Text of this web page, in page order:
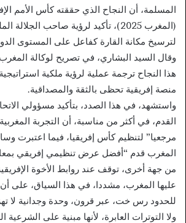
المسلمة، أن النجاح الذي حققته كأس الأمم
(المغرب 2025)، تأكيد لرؤية صاحب
لترسيخ مكانة القارة كفاعل على المستوى
وقال السيد البشاري، في تصريح لوكالة المغرب
هذا النجاح ترجمة عملية لرؤية ملكية
منصة إفريقية تحظى بالثقة والمصداقية.
واستشهد، في هذا الصدد، بتأكيد مسؤولي
القدم، في أكثر من مناسبة، أن التجربة
مرجعيا” لتنظيم كأس إفريقيا، فيما اعتبرت
المغرب قدم “أفضل عرض تنظيمي إفريقي
من جهة أخرى، توقف عند روابط الأخوة
عليها المغرب، مشددا، في هذا السياق، على أن
للحدود رس خت، عبر قرون، وحدة وجدانية لا
ولا التوترات العابرة، لأنها مبنية على الشرعية